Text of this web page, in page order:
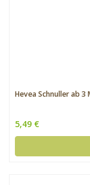
Hevea Schnuller ab
5,49 €